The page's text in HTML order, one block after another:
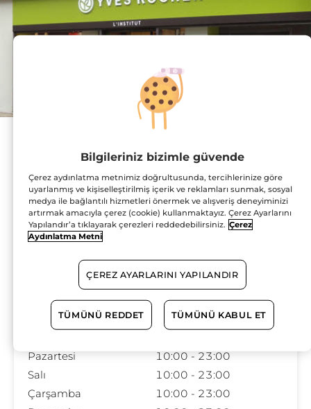
Çeştepe Mahallesi,
Muğla Bulvarı No:107
Ops Mall İç Kapı No: 78
9090 Efeler
HARİTADA GÖSTER
YOL TARİFİ
Çalışma Saatleri
Pazartesi
10:00 - 23:00
Salı
10:00 - 23:00
Çarşamba
10:00 - 23:00
Bilgileriniz bizimle güvende
Çerez aydınlatma metnimiz doğrultusunda, tercihlerinize göre
uyarlanmış ve kişiselleştirilmiş içerik ve reklamları sunmak, sosyal
medya ile bağlantılı hizmetleri önermek ve alışveriş deneyiminizi
artırmak amacıyla çerez (cookie) kullanmaktayız. Çerez Ayarlarını
Yapılandır’a tıklayarak çerezleri reddedebilirsiniz. Çerez
Aydınlatma Metni
ÇEREZ AYARLARINI YAPILANDIR
TÜMÜNÜ REDDET TÜMÜNÜ KABUL ET